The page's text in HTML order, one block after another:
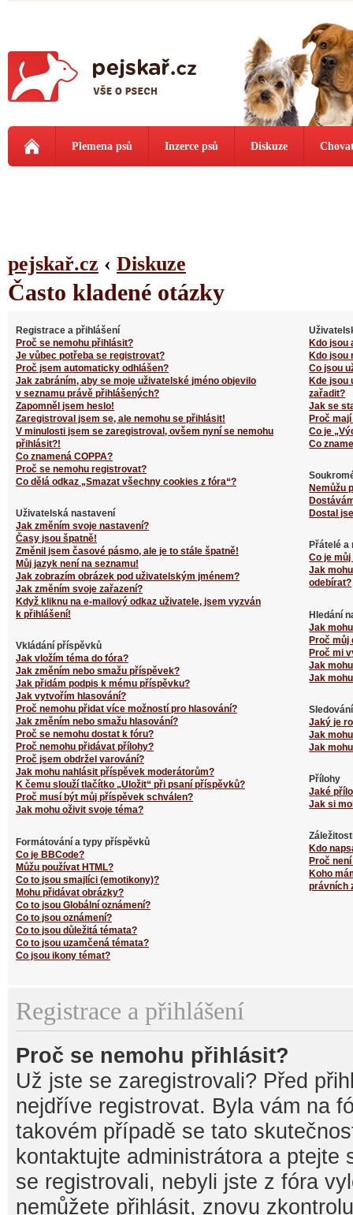
Plemena psů Inzerce psů Diskuze
pejskař.cz ‹ Diskuze
Často kladené otázky
Registrace a přihlášení
Proč se nemohu přihlásit?
Je vůbec potřeba se registrovat?
Proč jsem automaticky odhlášen?
Jak zabráním, aby se moje uživatelské jméno objevilo
v seznamu právě přihlášených?
Zapomněl jsem heslo!
Zaregistroval jsem se, ale nemohu se přihlásit!
V minulosti jsem se zaregistroval, ovšem nyní se nemohu
přihlásit?!
Co znamená COPPA?
Proč se nemohu registrovat?
Co dělá odkaz „Smazat všechny cookies z fóra“?
Uživatelská nastavení
Jak změním svoje nastavení?
Časy jsou špatně!
Změnil jsem časové pásmo, ale je to stále špatně!
Můj jazyk není na seznamu!
Jak zobrazím obrázek pod uživatelským jménem?
Jak změním svoje zařazení?
Když kliknu na e-mailový odkaz uživatele, jsem vyzván
k přihlášení!
Vkládání příspěvků
Jak vložím téma do fóra?
Jak změním nebo smažu příspěvek?
Jak přidám podpis k mému příspěvku?
Jak vytvořím hlasování?
Proč nemohu přidat více možností pro hlasování?
Jak změním nebo smažu hlasování?
Proč se nemohu dostat k fóru?
Proč nemohu přidávat přílohy?
Proč jsem obdržel varování?
Jak mohu nahlásit příspěvek moderátorům?
K čemu slouží tlačítko „Uložit“ při psaní příspěvků?
Proč musí být můj příspěvek schválen?
Jak mohu oživit svoje téma?
Formátování a typy příspěvků
Co je BBCode?
Můžu používat HTML?
Co to jsou smajlíci (emotikony)?
Mohu přidávat obrázky?
Co to jsou Globální oznámení?
Co to jsou oznámení?
Co to jsou důležitá témata?
Co to jsou uzamčená témata?
Co jsou ikony témat?
Kdo jsou
Kdo jsou
Co jsou
Kde jsou
zařadit?
Jak se
Proč
Co je
Co
Nemůžu
Dostal
Přátelé a
Co je
Jak
odebírat?
Hledání
Jak
Proč můj
Proč mi
Jak
Jak
Jaký je
Jak
Jak
Přílohy
Jaké
Jak si
Kdo
Proč
Koho
právních
Registrace a přihlášení
Proč se nemohu přihlásit?
Už jste se zaregistrovali? Před
nejdříve registrovat. Byla vám na
takovém případě se tato
kontaktujte administrátora a ptejte
se registrovali, nebyli jste z fóra
nemůžete přihlásit, znovu